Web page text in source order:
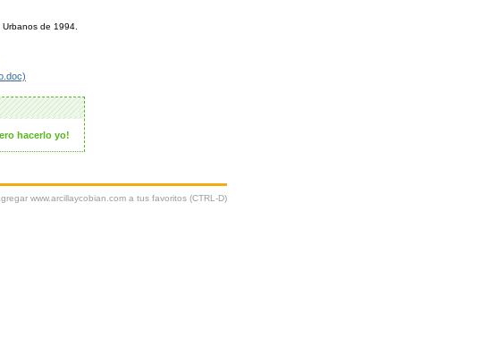
de 1994.
hacerlo yo!
www.arcillaycobian.com a tus favoritos (CTRL-D)